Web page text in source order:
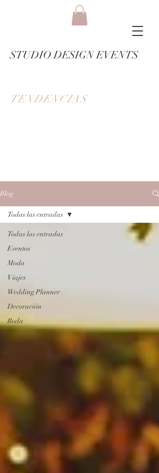
STUDIO DESIGN EVENTS
TENDENCIAS
Blog
Todas las entradas
Eventos
Moda
Viajes
Wedding Planner
Decoración
Boda
Todas las entradas